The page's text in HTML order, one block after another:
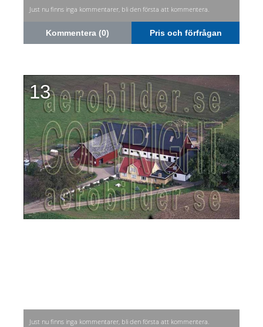
Just nu finns inga kommentarer, bli den första att kommentera.
Kommentera (0) Pris och förfrågan
13
Just nu finns inga kommentarer, bli den första att kommentera.